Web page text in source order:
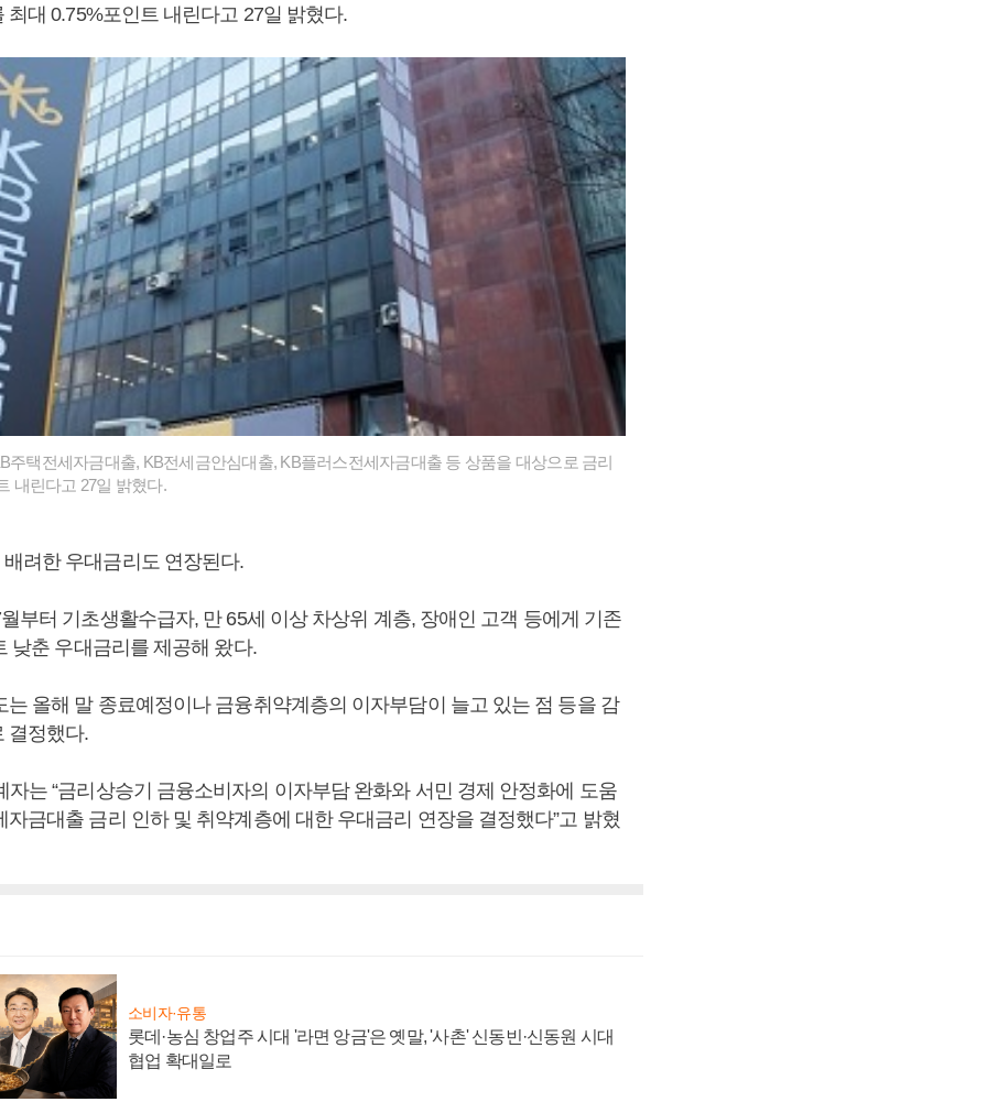
최대 0.75%포인트 내린다고 27일 밝혔다.
택전세자금대출, KB전세금안심대출, KB플러스전세자금대출 등 상품을 대상으로 금리
내린다고 27일 밝혔다.
려한 우대금리도 연장된다.
부터 기초생활수급자, 만 65세 이상 차상위 계층, 장애인 고객 등에게 기존
낮춘 우대금리를 제공해 왔다.
는 올해 말 종료예정이나 금융취약계층의 이자부담이 늘고 있는 점 등을 감
결정했다.
자는 “금리상승기 금융소비자의 이자부담 완화와 서민 경제 안정화에 도움
자금대출 금리 인하 및 취약계층에 대한 우대금리 연장을 결정했다”고 밝혔
소비자·유통
롯데·농심 창업주 시대 '라면 앙금'은 옛말, '사촌' 신동빈·신동원 시대
협업 확대일로